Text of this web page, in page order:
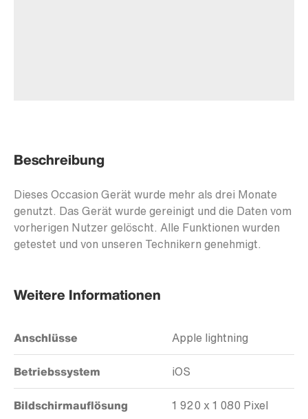
Beschreibung
Dieses Occasion Gerät wurde mehr als drei Monate
genutzt. Das Gerät wurde gereinigt und die Daten vom
vorherigen Nutzer gelöscht. Alle Funktionen wurden
getestet und von unseren Technikern genehmigt.
Weitere Informationen
Anschlüsse Apple lightning
Betriebssystem iOS
Bildschirmauflösung 1 920 x 1 080 Pixel